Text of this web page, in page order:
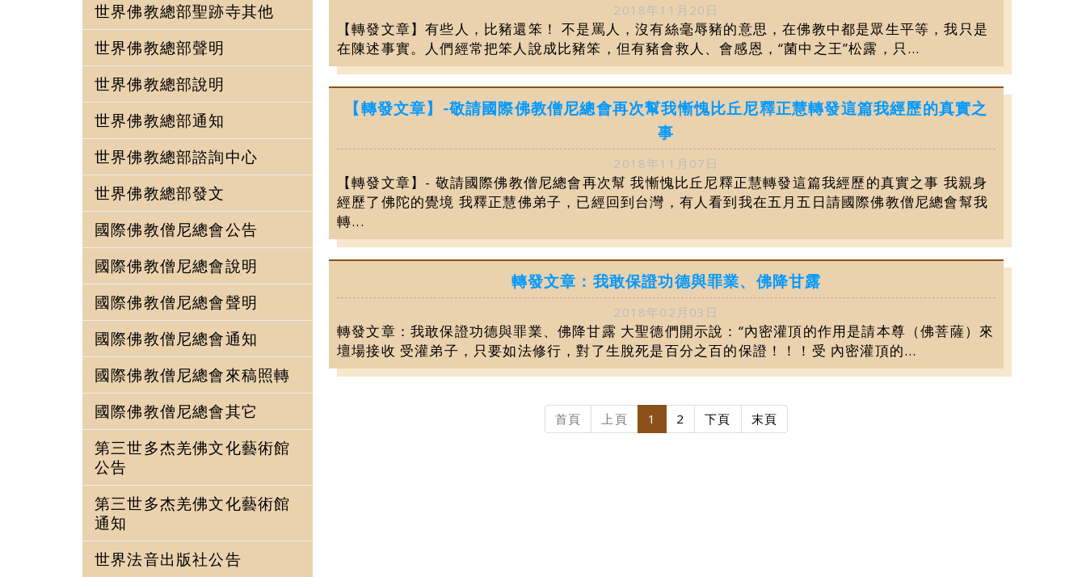
世界佛教總部聖跡寺其他
世界佛教總部聲明
世界佛教總部說明
世界佛教總部通知
世界佛教總部諮詢中心
世界佛教總部發文
國際佛教僧尼總會公告
國際佛教僧尼總會說明
國際佛教僧尼總會聲明
國際佛教僧尼總會通知
國際佛教僧尼總會來稿照轉
國際佛教僧尼總會其它
第三世多杰羌佛文化藝術館
公告
第三世多杰羌佛文化藝術館
通知
世界法音出版社公告
2018年11月20日
【轉發文章】有些人，比豬還笨！ 不是罵人，沒有絲毫辱豬的意思，在佛教中都是眾生平等，我只是
在陳述事實。人們經常把笨人說成比豬笨，但有豬會救人、會感恩，“菌中之王”松露，只...
【轉發文章】-敬請國際佛教僧尼總會再次幫我慚愧比丘尼釋正慧轉發這篇我經歷的真實之
事
2018年11月07日
【轉發文章】- 敬請國際佛教僧尼總會再次幫 我慚愧比丘尼釋正慧轉發這篇我經歷的真實之事 我親身
經歷了佛陀的覺境 我釋正慧佛弟子，已經回到台灣，有人看到我在五月五日請國際佛教僧尼總會幫我
轉...
轉發文章：我敢保證功德與罪業、佛降⽢露
2018年02月03日
轉發文章：我敢保證功德與罪業、佛降⽢露 ⼤聖德們開⽰說：“內密灌頂的作⽤是請本尊（佛菩薩）來
壇場接收 受灌弟⼦，只要如法修⾏，對了⽣脫死是百分之百的保證！！！受 內密灌頂的...
首頁 上頁 1 2 下頁 末頁